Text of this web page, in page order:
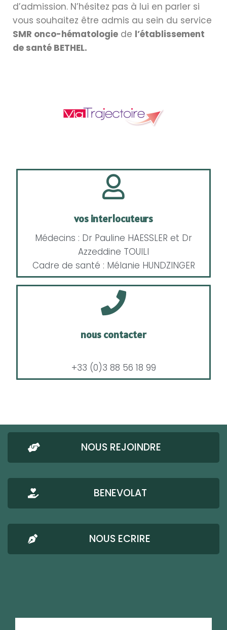
d’admission. N’hésitez pas à lui en parler si
vous souhaitez être admis au sein du service
SMR onco-hématologie de l’établissement
de santé BETHEL.
vos interlocuteurs
Médecins : Dr Pauline HAESSLER et Dr
Azzeddine TOUILI
Cadre de santé : Mélanie HUNDZINGER
nous contacter
+33 (0)3 88 56 18 99
NOUS REJOINDRE
BENEVOLAT
NOUS ECRIRE